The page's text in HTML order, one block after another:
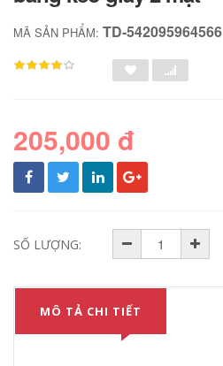
MÃ SẢN PHẨM: TD-542095964566
205,000 đ
SỐ LƯỢNG:
MÔ TẢ CHI TIẾT